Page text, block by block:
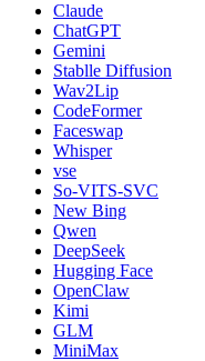
Claude
ChatGPT
Gemini
Stablle Diffusion
Wav2Lip
CodeFormer
Faceswap
Whisper
vse
So-VITS-SVC
New Bing
Qwen
DeepSeek
Hugging Face
OpenClaw
Kimi
GLM
MiniMax